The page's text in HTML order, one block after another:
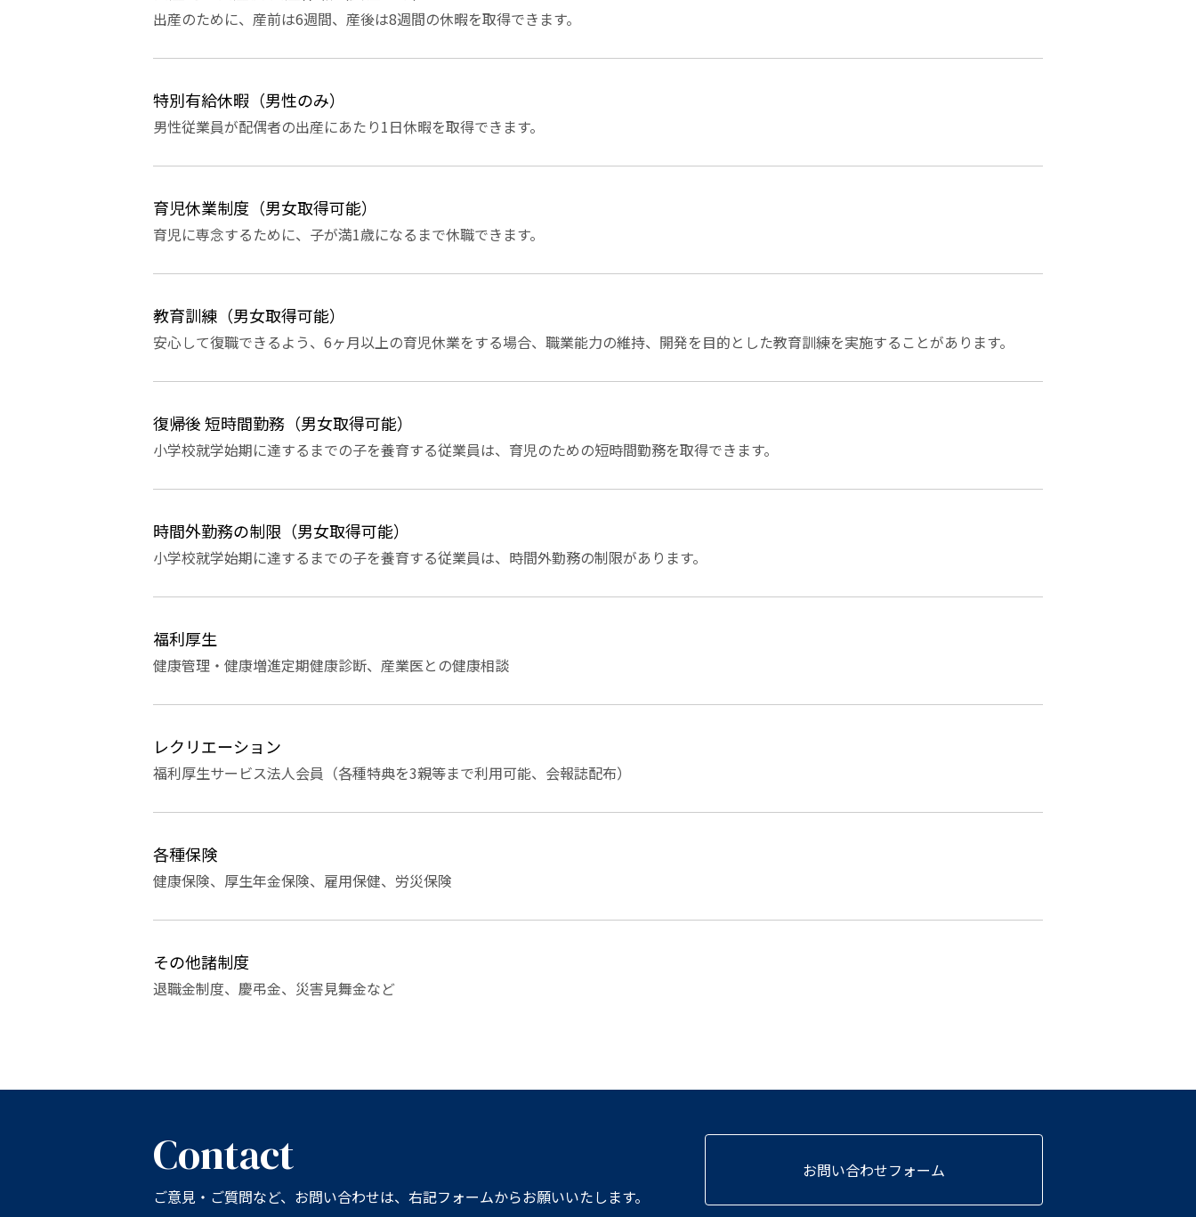
出産のために、産前は6週間、産後は8週間の休暇を取得できます。
特別有給休暇（男性のみ）
男性従業員が配偶者の出産にあたり1日休暇を取得できます。
育児休業制度（男女取得可能）
育児に専念するために、子が満1歳になるまで休職できます。
教育訓練（男女取得可能）
安心して復職できるよう、6ヶ月以上の育児休業をする場合、職業能力の維持、開発を目的とした教育訓練を実施することがあります。
復帰後 短時間勤務（男女取得可能）
小学校就学始期に達するまでの子を養育する従業員は、育児のための短時間勤務を取得できます。
時間外勤務の制限（男女取得可能）
小学校就学始期に達するまでの子を養育する従業員は、時間外勤務の制限があります。
福利厚生
健康管理・健康増進定期健康診断、産業医との健康相談
レクリエーション
福利厚生サービス法人会員（各種特典を3親等まで利用可能、会報誌配布）
各種保険
健康保険、厚生年金保険、雇用保健、労災保険
その他諸制度
退職金制度、慶弔金、災害見舞金など
Contact
ご意見・ご質問など、お問い合わせは、 右記フォームからお願いいたします。
お問い合わせフォーム